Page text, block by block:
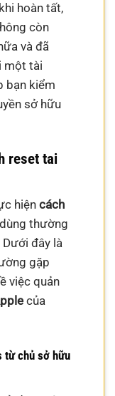
hoàn tất,
còn
và đã
một tài
bạn kiểm
sở hữu
reset tai
hiệncách
thường
đây là
gặp
việc quản
của
từ chủ sở hữu